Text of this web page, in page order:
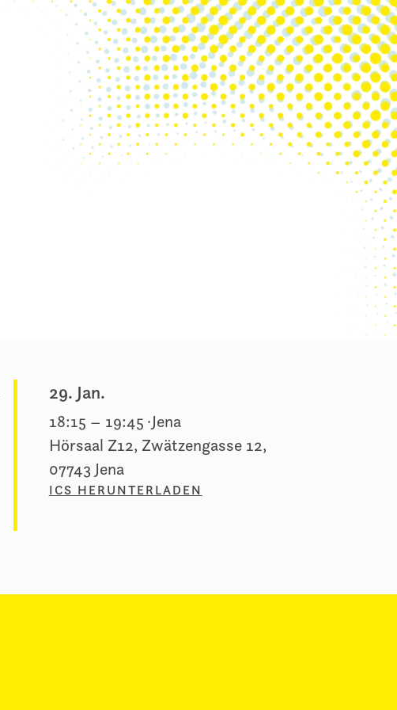
29. Jan.
18:15 – 19:45 Jena
Hörsaal Z12, Zwätzengasse 12,
07743 Jena
ICS HERUNTERLADEN